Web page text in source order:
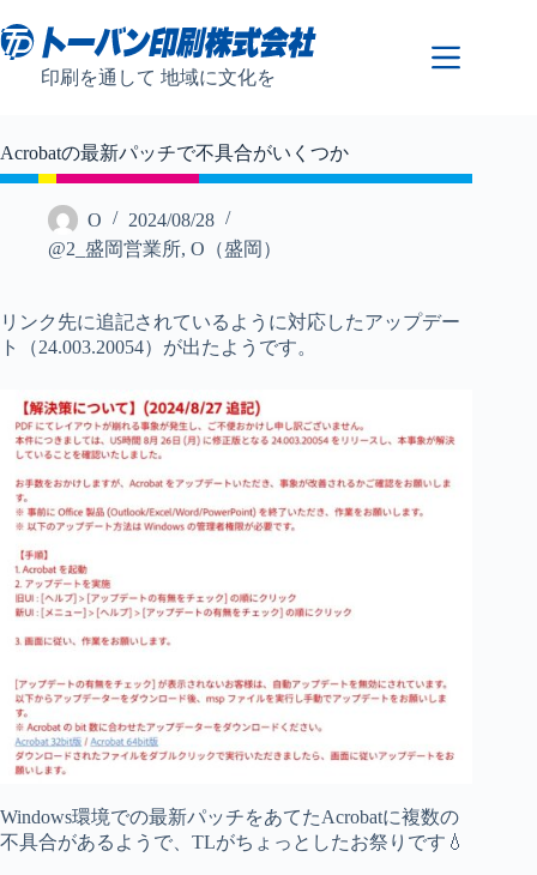
ン
テ
ス
キ
印刷を通して 地域に文化を
Acrobatの最新パッチで不具合がいくつか
O
2024/08/28
@2_盛岡営業所, O（盛岡）
リンク先に追記されているように対応したアップデー
ト（24.003.20054）が出たようです。
Windows環境での最新パッチをあてたAcrobatに複数の
不具合があるようで、TLがちょっとしたお祭りです💧